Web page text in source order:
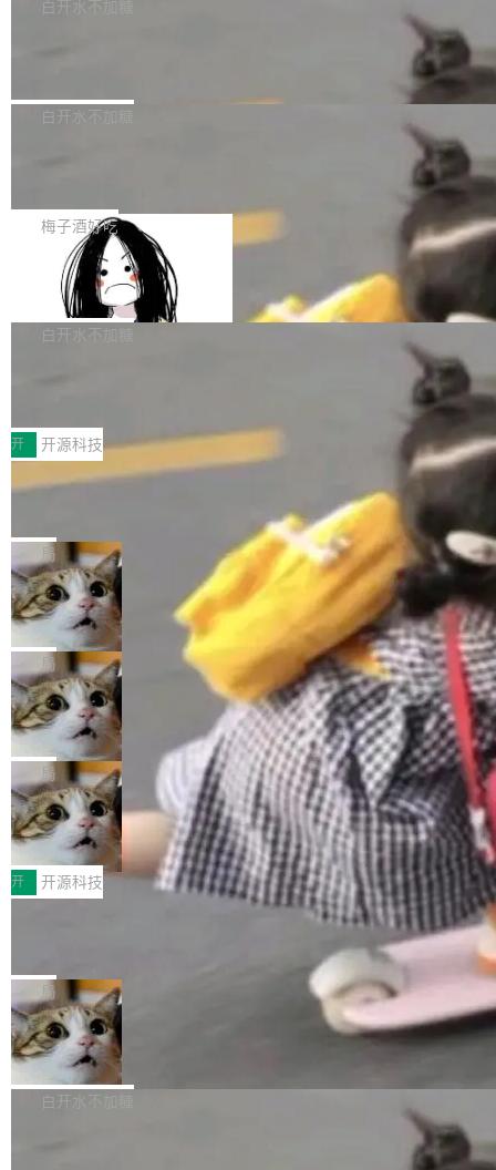
获配9...
题，该问题可能导致在旧版 Linux 内核...
P）！这一里程碑不仅标志着 Fluss 迈入新的发
白开水不加糖
长期停止内容更新，未能实现其作为“AI版维基百
提交的编辑请求也长期处于待处理状态。 Groki
pedia 于去年底上线，定位为由人工智能生成内
容的百科平台，被马斯克视为传统众包百科网站
维基百科的替代方案。Lawfare 调查发现，无论
热门页面还是低关注度页面，均未出现近期更
白开水不加糖
是这样的：配 MessageSource 的 Bean、写 R
eloadableResourceBundleMessageSource、
声明 LocaleResolver、注册 LocaleChangeInt
erceptor…五六步之后才能看到第一行翻译文
本。 Solon 换了个方式。整个 i18n 模块围绕三
梅子酒好吃
Apache Doris 4.1 全面增强 Iceberg：
支持 UPDATE、MERGE INTO 与 Iceb
erg V3
Apache Doris 4.1 要补齐的，正是缺失的那一
半。在已有查询能力的基础上，Doris 进一步支
常维护操作，并完整支持 Iceberg V3 格式。
白开水不加糖
村国家自主创新示范区会议中心开幕。本届大会
由中关村智联软件服务业质量创新联盟主办，以
“智构可信·质创未来——AI原生时代的质量新范
式”为主题，直面AI从实验室走向规模化产业落地
的核心质量命题。会上，《2026智能研发生产力
工具选型手册》发布，Testin云测的Testin XAge
nt智能测试系统入选AI测试领域代表产品。对CI
O而言，这提示了一个转变：AI测试正在从效率
工具升级为企业的质量基础设施。 CIO面对的新
现实 过去两年，CIO们的焦虑清单上多了两项：
一是如何让大模型和智能体应用安全地从PoC走
向生产，二是如何让测试团队跟得上AI应用...
开 开源科技
让非法状态不可表示：一篇关于 ADT
有一种东西，一旦用过就回不去了。Alex Fedos
eev 管它叫"软件设计的基石"。 他说的东西不新
鲜——代数数据类型（ADT），尤其是和类型
（sum type）。但他说清楚了一件事：这不是类
型系统的学术体操，是日常编码的思维方式。 文
章从一个简单的例子切入。一个网站的深色主题
设置，如果用布尔值 + 可空字段来表示——bool
ean 表示是否可切换，nullable 的默认模式、浅
色方案、深色方案——会产生大量无意义的组
合。方案缺了、配置冲突了、全 null 了。要知道
哪些组合有效，作者说，你得靠"文档、校验、或
者部落知识"。 换个写法。Rust 的 enum，两个
变体：Switchable...
局
Cloudflare 开源内部企业 AI 平台 Clou
dflare OS
Cloudflare 发布了一个开源项目 Cloudflare O
S。如果你只看官方博客，你会觉得这是又一
个"AI 知识库 + 聊天机器人"——每个大厂都在
做，没什么新鲜的。 但 Kenton Varda 在 Twitte
r 上把事情说清楚了： 今天我们发布了 Cloudfla
re OS，一个带连接器的聊天机器人，跟其他所
有科技公司做的一样。只不过，实际上它不一
样。这是 Sandstorm.io 的重制版，我十年前的
那个创业公司。不同的是，这次它构建在 Cloudf
lare Workers 上——我花了九年时间搭建的平台
——并且深度集成了 AI。这基本上是我十年秘密
局
Deno 团队开源 Celld，可自托管的分
布式 Durable Objects
Ryan Dahl 领导的 Deno 团队推出了最新开源项
目 Celld，一个能在自己机器上运行 Cloudflare
Workers 和 Durable Objects 的守护进程。 设
计思路很直接：每个对象是一个独立的 SQLite
数据库，按名称寻址，复制到你自己的 S3 兼容
存储库里。节点之间只通过这个存储库协调——
没有控制平面，没有共识协议。每个对象自带一
个小型数据库，应用天然按分片构建，单个数据
库的竞争和爆炸半径问题在设计层面就被消除
了。 闲置的 cell 会休眠到几乎不占资源。当 cel
l 迁移或唤醒时，新宿主从 S3 恢复 SQLite 数据
库继续执行。存储库是持久化的唯一真相...
局
鲁大师7月新机性能/流畅/AI榜：vivo夺
性能、流畅双第一，三星Galaxy Z系列
新折叠缺席
2026年7月的手机市场，由于存储等硬件成本暴
增，手机厂商的日子也不好过啊，新机速度明显
放缓，因此硝烟味淡了许多。新机参数规格除开
Fold8 / Z Flip8）外，其余要么是中低端机器，
例如iQOO Z11i、REDMI Note 17、REDMI No
te 17 Pro、OPPO K15，要么是vivo X300 E这
样的次旗舰。 Galaxy Z Fold8 Ultra / Z Fold8 /
Z Flip8三款折叠屏新机均在7月22日发布，且全
部搭载骁龙8 Elite Gen5 for Galaxy，它们本该
开 开源科技
Zed 编辑器团队发布了新项目——DeltaDB，一
个在 git commit 之间记录每一次编辑操作的版
本控制系统。目前处于 Early Access 阶段。 De
ltaDB 的核心思路直接写在 landing page 最显
眼的位置：「Software is made between com
mits」——软件是在 commit 之间写出来的。git
局
SpaceXAI 单季资本开支达 183 亿美元
根据风险投资人Tomer Tunguz 博客（VC 分
析）披露的最新分析与第二季度业绩报告，Spac
白开水不加糖